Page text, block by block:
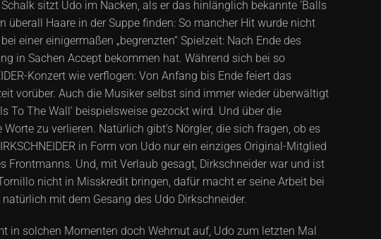
sitzt Udo im Nacken, als er das hinlänglich bekannte 'Balls
Haare in der Suppe finden: So mancher Hit wurde nicht
einer einigermaßen „begrenzten“ Spielzeit: Nach Ende des
in Sachen Accept bekommen hat. Während sich bei so
Konzert wie verflogen: Von Anfang bis Ende feiert das
vorüber. Auch die Musiker selbst sind immer wieder überwältigt
To The Wall' beispielsweise gezockt wird. Und über die
zu verlieren. Natürlich gibt's Nörgler, die sich fragen, ob es
in Form von Udo nur ein einziges Original-Mitglied
Frontmanns. Und, mit Verlaub gesagt, Dirkschneider war und ist
nicht in Misskredit bringen, dafür macht er seine Arbeit bei
mit dem Gesang des Udo Dirkschneider.
in solchen Momenten doch Wehmut auf, Udo zum letzten Mal